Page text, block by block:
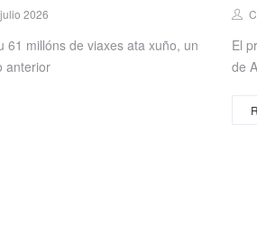
2026
61 millóns de viaxes ata xuño, un
anterior
El
de